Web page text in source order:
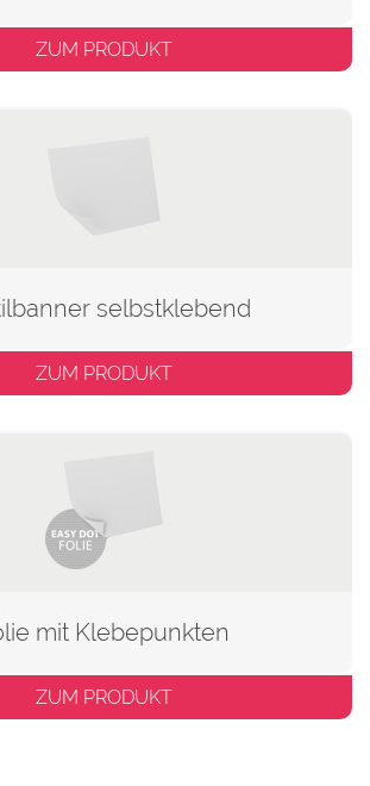
ZUM PRODUKT
selbstklebend
ZUM PRODUKT
mit Klebepunkten
ZUM PRODUKT